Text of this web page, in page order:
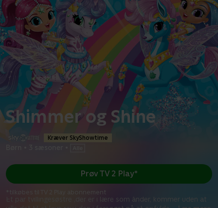
Shimmer og Shine
Kræver SkyShowtime
Et par tvillingesøstre ,der er i lære som ånder, kommer uden at
Prøv TV 2 Play*
*tilkøbes til TV 2 Play abonnement